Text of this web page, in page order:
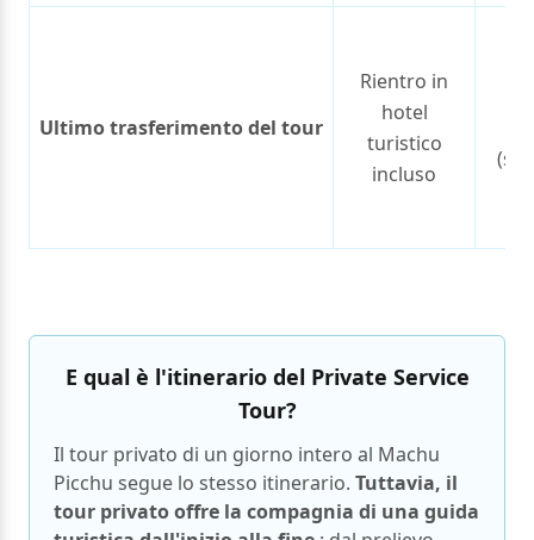
Ultimo trasferimento del tour
Rientro in
hotel
turistico
incluso
E qual è l'itinerario del Private Service
Tour?
Il tour privato di un giorno intero al Machu
Picchu segue lo stesso itinerario. Tuttavia, il
tour privato offre la compagnia di una guida